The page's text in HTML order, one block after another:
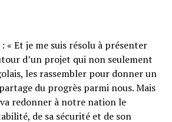
« Et je me suis résolu à présenter
d’un projet qui non seulement
les rassembler pour donner un
du progrès parmi nous. Mais
redonner à notre nation le
de sa sécurité et de son